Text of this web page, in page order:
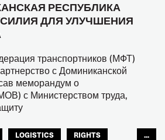
РЕСПУБЛИКА
ДЛЯ УЛУЧШЕНИЯ
транспортников (МФТ)
с Доминиканской
меморандум о
с Министерством труда,
LOGISTICS
RIGHTS
...